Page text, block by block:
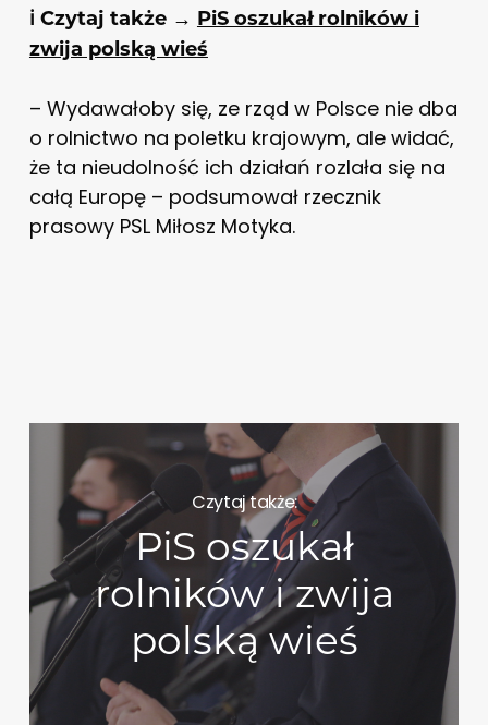
ℹ️ Czytaj także → PiS oszukał rolników i
zwija polską wieś
– Wydawałoby się, ze rząd w Polsce nie dba
o rolnictwo na poletku krajowym, ale widać,
że ta nieudolność ich działań rozlała się na
całą Europę – podsumował rzecznik
prasowy PSL Miłosz Motyka.
Czytaj także:
PiS oszukał
rolników i zwija
polską wieś